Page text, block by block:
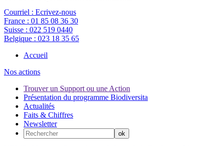
Courriel : Ecrivez-nous
France : 01 85 08 36 30
Suisse : 022 519 0440
Belgique : 023 18 35 65
Accueil
Nos actions
Trouver un Support ou une Action
Présentation du programme Biodiversita
Actualités
Faits & Chiffres
Newsletter